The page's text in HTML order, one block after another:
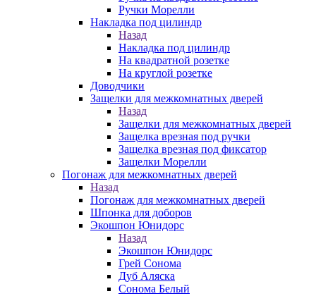
Ручки Морелли
Накладка под цилиндр
Назад
Накладка под цилиндр
На квадратной розетке
На круглой розетке
Доводчики
Защелки для межкомнатных дверей
Назад
Защелки для межкомнатных дверей
Защелка врезная под ручки
Защелка врезная под фиксатор
Защелки Морелли
Погонаж для межкомнатных дверей
Назад
Погонаж для межкомнатных дверей
Шпонка для доборов
Экошпон Юнидорс
Назад
Экошпон Юнидорс
Грей Сонома
Дуб Аляска
Сонома Белый